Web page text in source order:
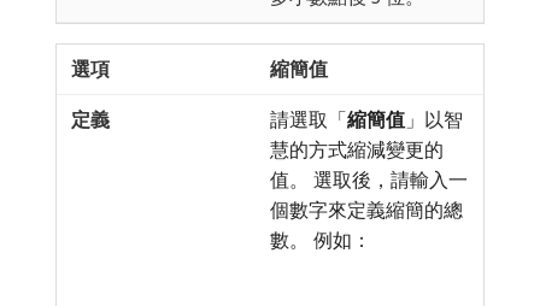
縮簡值
請選取「縮簡值 」以智
慧的方式縮減變更的
值。 選取後，請輸入一
個數字來定義縮簡的總
數。 例如：